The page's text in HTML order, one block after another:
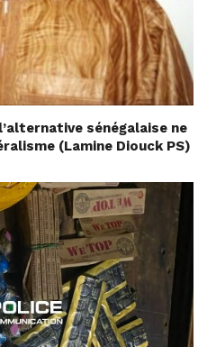
sénégalaise ne
(Lamine Diouck PS)